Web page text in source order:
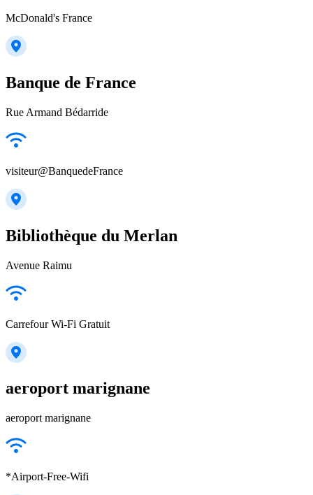
McDonald's France
Banque de France
Rue Armand Bédarride
visiteur@BanquedeFrance
Bibliothèque du Merlan
Avenue Raimu
Carrefour Wi-Fi Gratuit
aeroport marignane
aeroport marignane
*Airport-Free-Wifi